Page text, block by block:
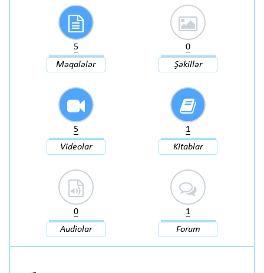
5
Məqalələr
0
Şəkillər
5
Videolar
1
Kitablar
0
Audiolar
1
Forum